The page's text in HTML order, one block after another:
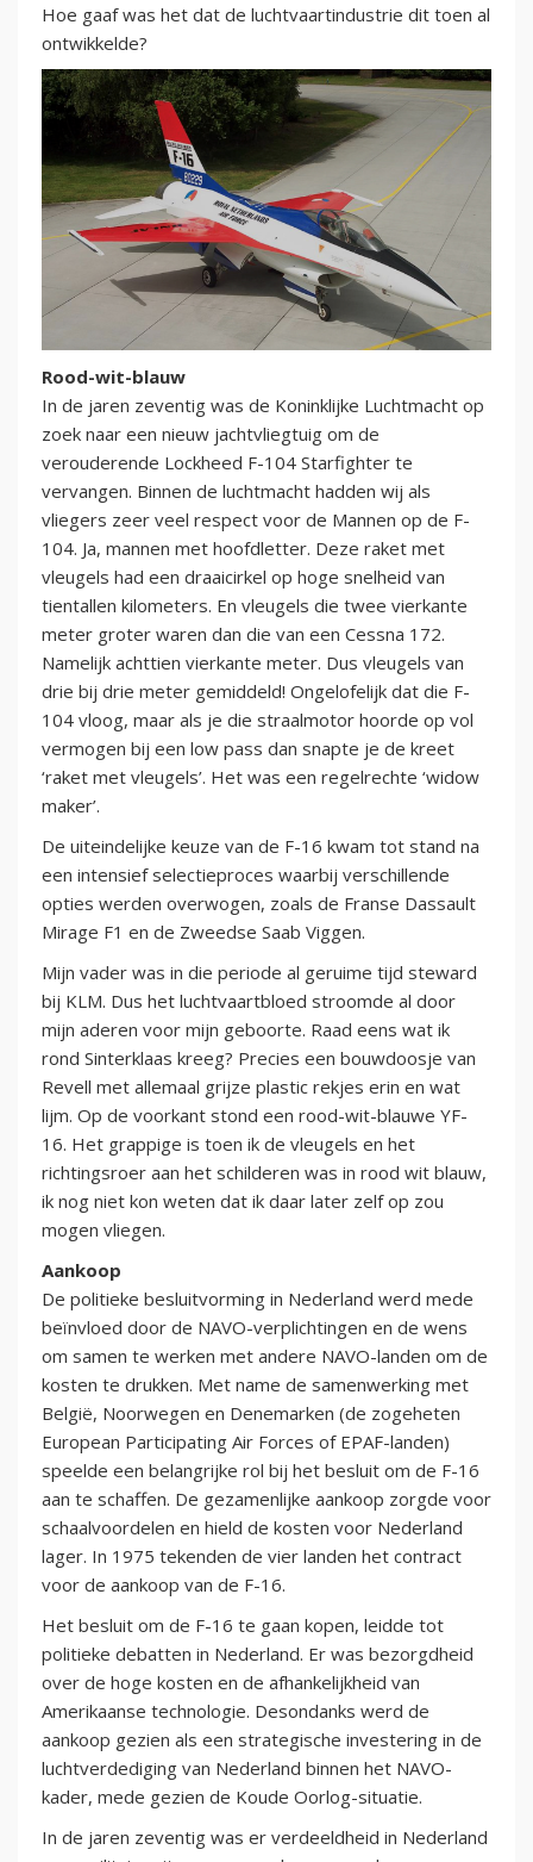
Hoe gaaf was het dat de luchtvaartindustrie dit toen al
ontwikkelde?
Rood-wit-blauw
In de jaren zeventig was de Koninklijke Luchtmacht op
zoek naar een nieuw jachtvliegtuig om de
verouderende Lockheed F-104 Starfighter te
vervangen. Binnen de luchtmacht hadden wij als
vliegers zeer veel respect voor de Mannen op de F-
104. Ja, mannen met hoofdletter. Deze raket met
vleugels had een draaicirkel op hoge snelheid van
tientallen kilometers. En vleugels die twee vierkante
meter groter waren dan die van een Cessna 172.
Namelijk achttien vierkante meter. Dus vleugels van
drie bij drie meter gemiddeld! Ongelofelijk dat die F-
104 vloog, maar als je die straalmotor hoorde op vol
vermogen bij een low pass dan snapte je de kreet
‘raket met vleugels’. Het was een regelrechte ‘widow
maker’.
De uiteindelijke keuze van de F-16 kwam tot stand na
een intensief selectieproces waarbij verschillende
opties werden overwogen, zoals de Franse Dassault
Mirage F1 en de Zweedse Saab Viggen.
Mijn vader was in die periode al geruime tijd steward
bij KLM. Dus het luchtvaartbloed stroomde al door
mijn aderen voor mijn geboorte. Raad eens wat ik
rond Sinterklaas kreeg? Precies een bouwdoosje van
Revell met allemaal grijze plastic rekjes erin en wat
lijm. Op de voorkant stond een rood-wit-blauwe YF-
16. Het grappige is toen ik de vleugels en het
richtingsroer aan het schilderen was in rood wit blauw,
ik nog niet kon weten dat ik daar later zelf op zou
mogen vliegen.
Aankoop
De politieke besluitvorming in Nederland werd mede
beïnvloed door de NAVO-verplichtingen en de wens
om samen te werken met andere NAVO-landen om de
kosten te drukken. Met name de samenwerking met
België, Noorwegen en Denemarken (de zogeheten
European Participating Air Forces of EPAF-landen)
speelde een belangrijke rol bij het besluit om de F-16
aan te schaffen. De gezamenlijke aankoop zorgde voor
schaalvoordelen en hield de kosten voor Nederland
lager. In 1975 tekenden de vier landen het contract
voor de aankoop van de F-16.
Het besluit om de F-16 te gaan kopen, leidde tot
politieke debatten in Nederland. Er was bezorgdheid
over de hoge kosten en de afhankelijkheid van
Amerikaanse technologie. Desondanks werd de
aankoop gezien als een strategische investering in de
luchtverdediging van Nederland binnen het NAVO-
kader, mede gezien de Koude Oorlog-situatie.
In de jaren zeventig was er verdeeldheid in Nederland